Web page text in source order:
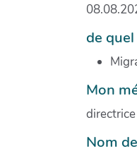
de
Mon
Nom